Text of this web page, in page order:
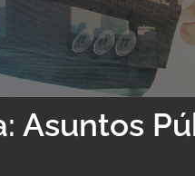
Asuntos